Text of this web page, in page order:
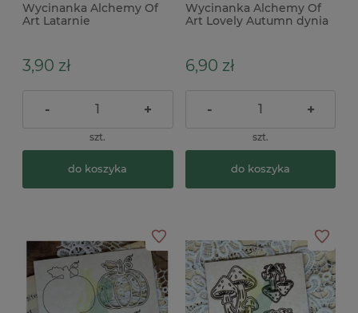
Wycinanka Alchemy Of
Art Latarnie
3,90 zł
- +
szt.
do koszyka
Wycinanka Alchemy Of
Art Lovely Autumn dynia
6,90 zł
- +
szt.
do koszyka